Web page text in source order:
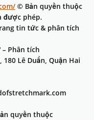
© Bản quyền thuộc
được phép.
tin tức & phân tích
Phân tích
Lê Duẩn, Quận Hai
quyền thuộc